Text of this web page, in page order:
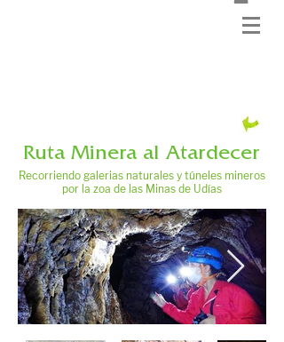
Ruta Minera al Atardecer
Recorriendo galerias naturales y túneles mineros
por la zoa de las Minas de Udías